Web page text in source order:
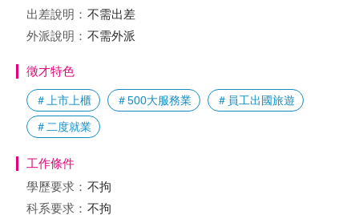
出差說明： 不需出差
外派說明： 不需外派
徵才特色
＃上市上櫃 ＃500大服務業 ＃員工出國旅遊
＃二度就業
工作條件
學歷要求： 不拘
科系要求： 不拘